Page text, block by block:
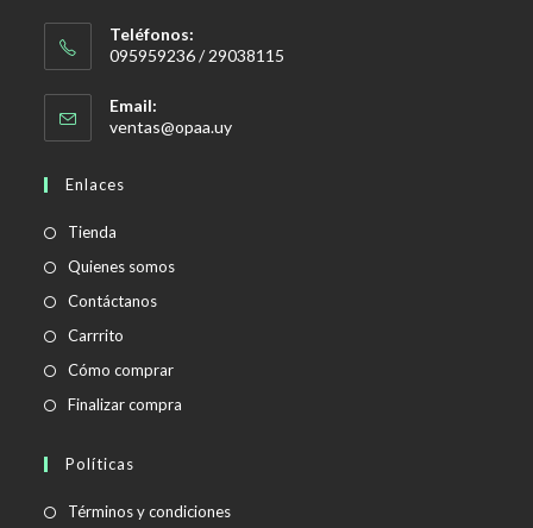
Teléfonos:
095959236 / 29038115
Email:
ventas@opaa.uySe
Enlaces
Tienda
Quienes somos
Contáctanos
Carrrito
Cómo comprar
Finalizar compra
Políticas
Términos y condicionesSe